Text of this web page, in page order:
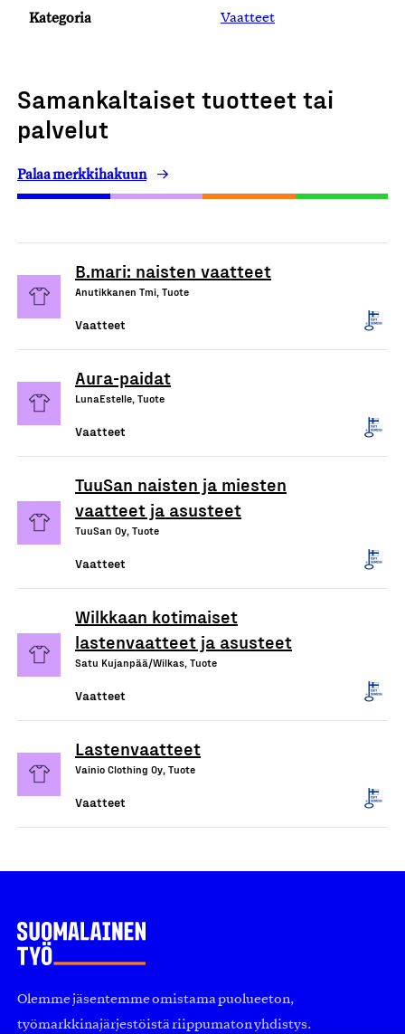
Kategoria Vaatteet
Samankaltaiset tuotteet tai
palvelut
Palaa merkkihakuun
B.mari: naisten vaatteet
Anutikkanen Tmi, Tuote
Vaatteet
Aura-paidat
LunaEstelle, Tuote
Vaatteet
TuuSan naisten ja miesten
vaatteet ja asusteet
TuuSan Oy, Tuote
Vaatteet
Wilkkaan kotimaiset
lastenvaatteet ja asusteet
Satu Kujanpää/Wilkas, Tuote
Vaatteet
Lastenvaatteet
Vainio Clothing Oy, Tuote
Vaatteet
Olemme jäsentemme omistama puolueeton,
työmarkkinajärjestöistä riippumaton yhdistys.